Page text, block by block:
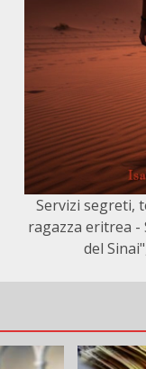
Servizi segreti,
ragazza eritrea -
del